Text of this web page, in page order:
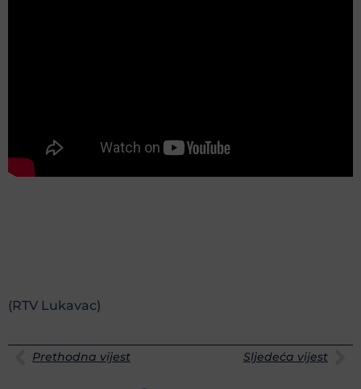
(RTV Lukavac)
Prethodna vijest Sljedeća vijest